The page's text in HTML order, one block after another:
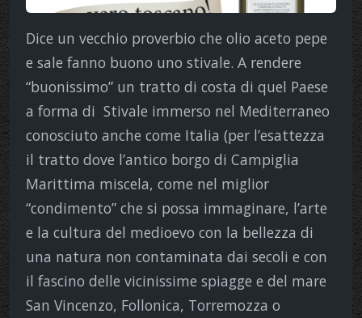
Dice un vecchio proverbio che olio aceto pepe
e sale fanno buono uno stivale. A rendere
“buonissimo” un tratto di costa di quel Paese
a forma di Stivale immerso nel Mediterraneo
conosciuto anche come Italia (per l’esattezza
il tratto dove l’antico borgo di Campiglia
Marittima miscela, come nel miglior
“condimento” che si possa immaginare, l’arte
e la cultura del medioevo con la bellezza di
una natura non contaminata dai secoli e con
il fascino delle vicinissime spiagge e del mare
San Vincenzo, Follonica, Torremozza o